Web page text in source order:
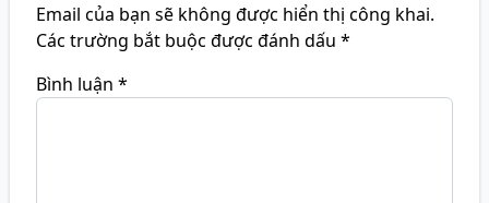
Email của bạn sẽ không được hiển thị công khai.
Các trường bắt buộc được đánh dấu *
Bình luận *